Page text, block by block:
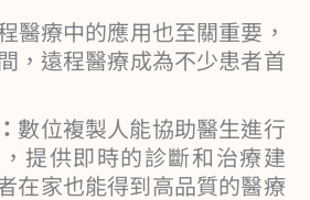
醫療中的應用也至關重要，
，遠程醫療成為不少患者首
數位複製人能協助醫生進行
提供即時的診斷和治療建
在家也能得到高品質的醫療